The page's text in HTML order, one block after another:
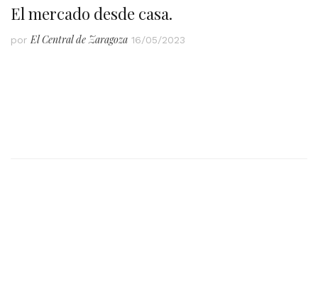
El mercado desde casa.
por El Central de Zaragoza 16/05/2023